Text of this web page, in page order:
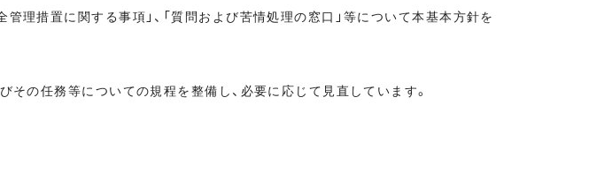
理措置に関する事項」、「質問および苦情処理の窓口」等について本基本方針を
その任務等についての規程を整備し、必要に応じて見直しています。